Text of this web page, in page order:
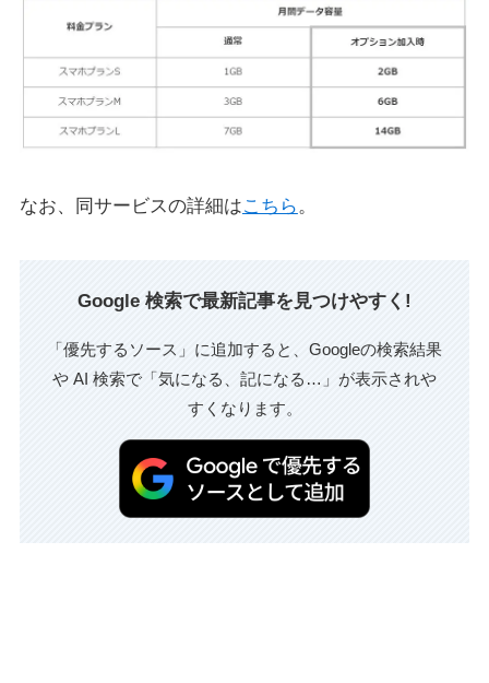
なお、同サービスの詳細はこちら 。
Google 検索で最新記事を見つけやすく!
「優先するソース」に追加すると、Googleの検索結果
や AI 検索で「気になる、記になる…」が表示されや
すくなります。